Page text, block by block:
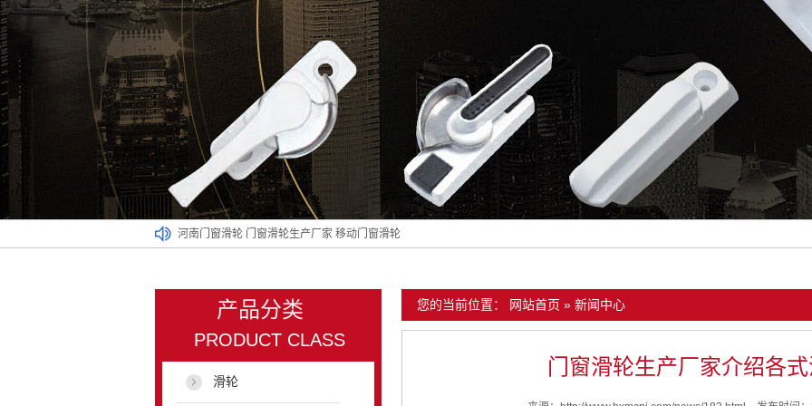
河南门窗滑轮 门窗滑轮生产厂家 移动门窗滑轮
您的当前位置： 网站首页 » 新闻中心
门窗滑轮生产厂家介绍各
产品分类
PRODUCT CLASS
滑轮